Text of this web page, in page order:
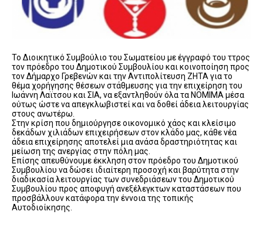
Το Διοικητικό Συμβούλιο του Σωματείου με έγγραφό του ττρος
τον πρόεδρο του Δημοτικού Συμβουλίου και κοινοποίηση προς
τον Δήμαρχο Γρεβενών και την Αντιπολίτευση ΖΗΤΑ για το
θέμα χορήγησης θέσεων στάθμευσης για την επιχείρηση του
Ιωάννη Λαϊτσου και ΣΙΑ, να εξαντληθούν όλα τα ΝΟΜΙΜΑ μέσα
ούτως ώστε να απεγκλωβιστεί και να δοθεί άδεια λειτουργίας
στους ανωτέρω.
Στην κρίση που δημιούργησε οικονομικό χάος και κλείσιμο
δεκάδων χιλιάδων επιχειρήσεων στον κλάδο μας, κάθε νέα
άδεια επιχείρησης αποτελεί μια ανάσα δραστηριότητας και
μείωση της ανεργίας στην πόλη μας.
Επίσης απευθύνουμε έκκληση στον πρόεδρο του Δημοτικού
Συμβουλίου να δώσει ιδιαίτερη προσοχή και βαρύτητα στην
διαδικασία λειτουργίας των συνεδριάσεων του Δημοτικού
Συμβουλίου προς αποφυγή ανεξέλεγκτων καταστάσεων που
προσβάλλουν κατάφορα την έννοια της τοπικής
Αυτοδιοίκησης.